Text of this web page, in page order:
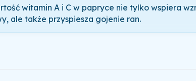
witamin A i C w papryce nie tylko wspiera
ale także przyspiesza gojenie ran.